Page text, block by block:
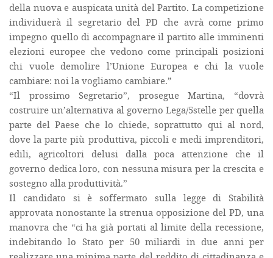
della nuova e auspicata unità del Partito. La competizione
individuerà il segretario del PD che avrà come primo
impegno quello di accompagnare il partito alle imminenti
elezioni europee che vedono come principali posizioni
chi vuole demolire l’Unione Europea e chi la vuole
cambiare: noi la vogliamo cambiare.”
“Il prossimo Segretario”, prosegue Martina, “dovrà
costruire un’alternativa al governo Lega/5stelle per quella
parte del Paese che lo chiede, soprattutto qui al nord,
dove la parte più produttiva, piccoli e medi imprenditori,
edili, agricoltori delusi dalla poca attenzione che il
governo dedica loro, con nessuna misura per la crescita e
sostegno alla produttività.”
Il candidato si è soffermato sulla legge di Stabilità
approvata nonostante la strenua opposizione del PD, una
manovra che “ci ha già portati al limite della recessione,
indebitando lo Stato per 50 miliardi in due anni per